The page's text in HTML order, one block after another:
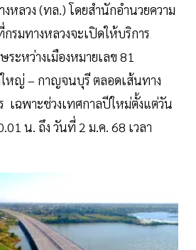
งหลวง (ทล.) โดยสำนักอำนวยความ
รมทางหลวงจะเปิดให้บริการ
ระหว่างเมืองหมายเลข 81
ใหญ่ – กาญจนบุรี ตลอดเส้นทาง
เฉพาะช่วงเทศกาลปีใหม่ตั้งแต่วัน
น. ถึง วันที่ 2 ม.ค. 68 เวลา